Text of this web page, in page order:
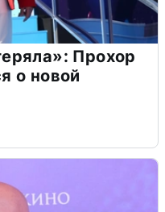
Прохор
о новой